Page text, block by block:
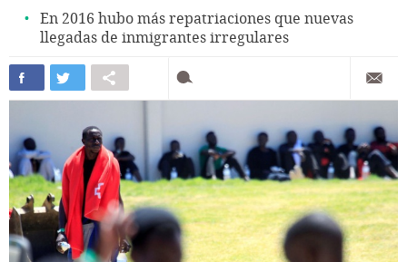
En 2016 hubo más repatriaciones que nuevas
llegadas de inmigrantes irregulares